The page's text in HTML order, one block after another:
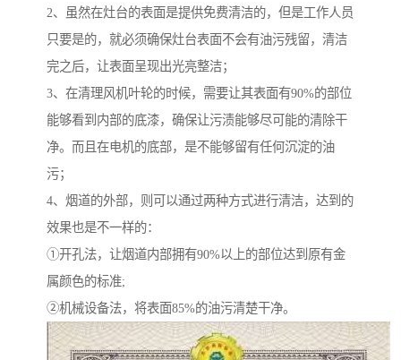
2、虽然在灶台的表面是提供免费清洁的，但是工作人员
只要是的，就必须确保灶台表面不会有油污残留，清洁
完之后，让表面呈现出光亮整洁；
3、在清理风机叶轮的时候，需要让其表面有90%的部位
能够看到内部的底漆，确保让污渍能够尽可能的清除干
净。而且在电机的底部，是不能够留有任何沉淀的油
污；
4、烟道的外部，则可以通过两种方式进行清洁，达到的
效果也是不一样的：
①开孔法，让烟道内部拥有90%以上的部位达到原有金
属颜色的标准;
②机械设备法，将表面85%的油污清楚干净。